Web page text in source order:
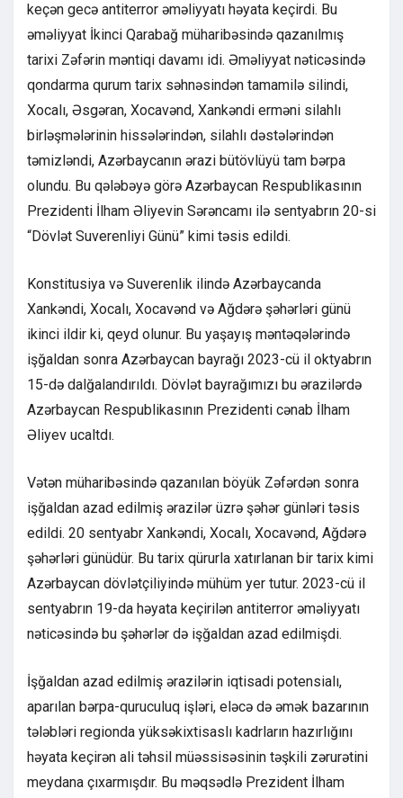
keçən gecə antiterror əməliyyatı həyata keçirdi. Bu
əməliyyat İkinci Qarabağ müharibəsində qazanılmış
tarixi Zəfərin məntiqi davamı idi. Əməliyyat nəticəsində
qondarma qurum tarix səhnəsindən tamamilə silindi,
Xocalı, Əsgəran, Xocavənd, Xankəndi erməni silahlı
birləşmələrinin hissələrindən, silahlı dəstələrindən
təmizləndi, Azərbaycanın ərazi bütövlüyü tam bərpa
olundu. Bu qələbəyə görə Azərbaycan Respublikasının
Prezidenti İlham Əliyevin Sərəncamı ilə sentyabrın 20-si
“Dövlət Suverenliyi Günü” kimi təsis edildi.
Konstitusiya və Suverenlik ilində Azərbaycanda
Xankəndi, Xocalı, Xocavənd və Ağdərə şəhərləri günü
ikinci ildir ki, qeyd olunur. Bu yaşayış məntəqələrində
işğaldan sonra Azərbaycan bayrağı 2023-cü il oktyabrın
15-də dalğalandırıldı. Dövlət bayrağımızı bu ərazilərdə
Azərbaycan Respublikasının Prezidenti cənab İlham
Əliyev ucaltdı.
Vətən müharibəsində qazanılan böyük Zəfərdən sonra
işğaldan azad edilmiş ərazilər üzrə şəhər günləri təsis
edildi. 20 sentyabr Xankəndi, Xocalı, Xocavənd, Ağdərə
şəhərləri günüdür. Bu tarix qürurla xatırlanan bir tarix kimi
Azərbaycan dövlətçiliyində mühüm yer tutur. 2023-cü il
sentyabrın 19-da həyata keçirilən antiterror əməliyyatı
nəticəsində bu şəhərlər də işğaldan azad edilmişdi.
İşğaldan azad edilmiş ərazilərin iqtisadi potensialı,
aparılan bərpa-quruculuq işləri, eləcə də əmək bazarının
tələbləri regionda yüksəkixtisaslı kadrların hazırlığını
həyata keçirən ali təhsil müəssisəsinin təşkili zərurətini
meydana çıxarmışdır. Bu məqsədlə Prezident İlham